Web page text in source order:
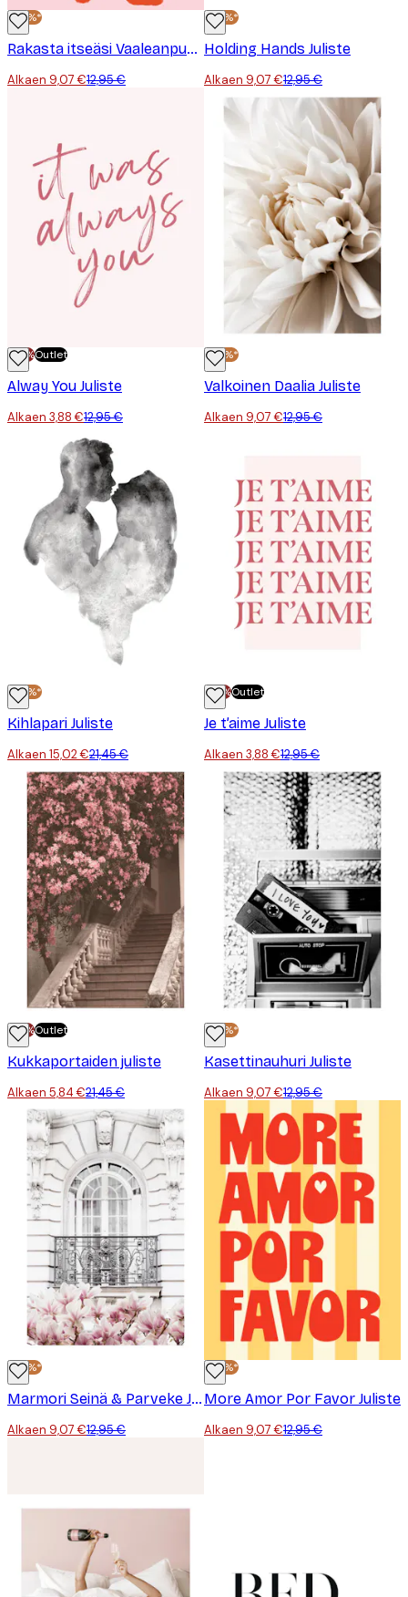
-30%*
Rakasta itseäsi Vaaleanpunainen juliste
Alkaen 9,07 €12,95 €
-30%*
Holding Hands Juliste
Alkaen 9,07 €12,95 €
-70%Outlet
Alway You Juliste
Alkaen 3,88 €12,95 €
-30%*
Valkoinen Daalia Juliste
Alkaen 9,07 €12,95 €
-30%*
Kihlapari Juliste
Alkaen 15,02 €21,45 €
-70%Outlet
Je t’aime Juliste
Alkaen 3,88 €12,95 €
-70%Outlet
Kukkaportaiden juliste
Alkaen 5,84 €21,45 €
-30%*
Kasettinauhuri Juliste
Alkaen 9,07 €12,95 €
-30%*
Marmori Seinä & Parveke Juliste
Alkaen 9,07 €12,95 €
-30%*
More Amor Por Favor Juliste
Alkaen 9,07 €12,95 €